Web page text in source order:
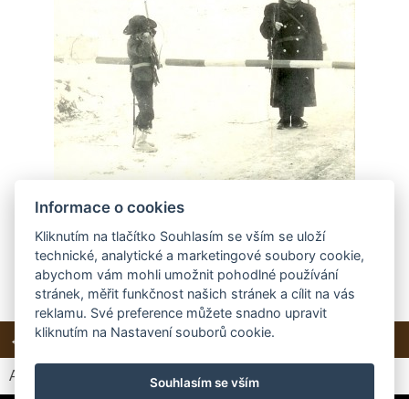
← Předchozí Další → Zpět do složky
Automatické procházení: 3 | 4| |
Informace o cookies
Kliknutím na tlačítko Souhlasím se vším se uloží
technické, analytické a marketingové soubory cookie,
abychom vám mohli umožnit pohodlné používání
stránek, měřit funkčnost našich stránek a cílit na vás
reklamu. Své preference můžete snadno upravit
kliknutím na Nastavení souborů cookie.
Souhlasím se vším